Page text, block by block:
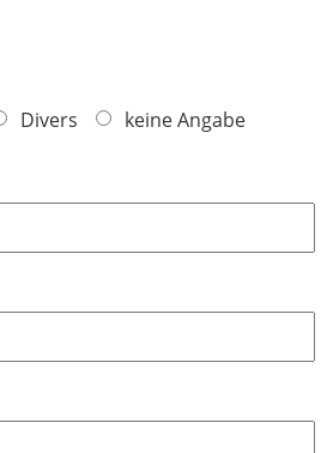
Divers keine Angabe